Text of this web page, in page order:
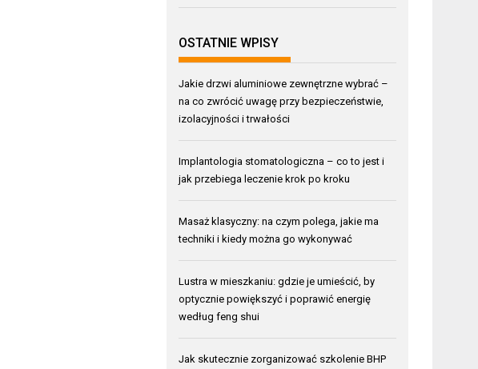
OSTATNIE WPISY
Jakie drzwi aluminiowe zewnętrzne wybrać –
na co zwrócić uwagę przy bezpieczeństwie,
izolacyjności i trwałości
Implantologia stomatologiczna – co to jest i
jak przebiega leczenie krok po kroku
Masaż klasyczny: na czym polega, jakie ma
techniki i kiedy można go wykonywać
Lustra w mieszkaniu: gdzie je umieścić, by
optycznie powiększyć i poprawić energię
według feng shui
Jak skutecznie zorganizować szkolenie BHP